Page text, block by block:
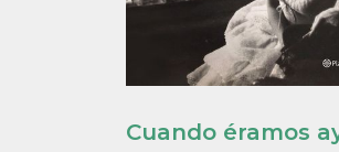
Cuando éramos